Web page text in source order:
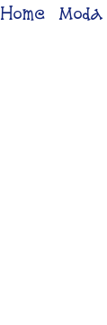
Home Moda